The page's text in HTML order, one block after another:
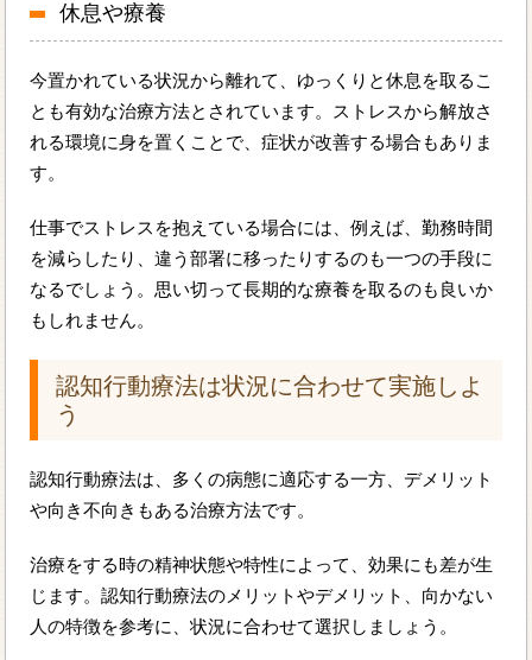
休息や療養
今置かれている状況から離れて、ゆっくりと休息を取るこ
とも有効な治療方法とされています。ストレスから解放さ
れる環境に身を置くことで、症状が改善する場合もありま
す。
仕事でストレスを抱えている場合には、例えば、勤務時間
を減らしたり、違う部署に移ったりするのも一つの手段に
なるでしょう。思い切って長期的な療養を取るのも良いか
もしれません。
認知行動療法は状況に合わせて実施しよ
う
認知行動療法は、多くの病態に適応する一方、デメリット
や向き不向きもある治療方法です。
治療をする時の精神状態や特性によって、効果にも差が生
じます。認知行動療法のメリットやデメリット、向かない
人の特徴を参考に、状況に合わせて選択しましょう。